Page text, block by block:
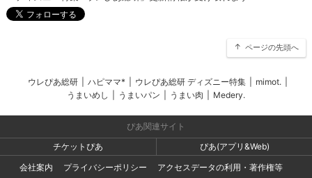
ページの先頭へ
ウレぴあ総研 ハピママ* ウレぴあ総研 ディズニー特集 mimot.
うまいめし
うまいパン うまい肉 Medery.
ぴあ関連サイト
チケットぴあ
ぴあ(アプリ&Web)
会社案内
プライバシーポリシー アクセスデータの利用・著作権等